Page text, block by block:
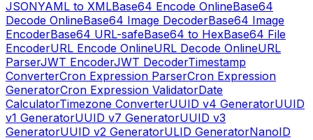
JSONYAML to XMLBase64 Encode OnlineBase64
Decode OnlineBase64 Image DecoderBase64 Image
EncoderBase64 URL-safeBase64 to HexBase64 File
EncoderURL Encode OnlineURL Decode OnlineURL
ParserJWT EncoderJWT DecoderTimestamp
ConverterCron Expression ParserCron Expression
GeneratorCron Expression ValidatorDate
CalculatorTimezone ConverterUUID v4 GeneratorUUID
v1 GeneratorUUID v7 GeneratorUUID v3
GeneratorUUID v2 GeneratorULID GeneratorNanoID